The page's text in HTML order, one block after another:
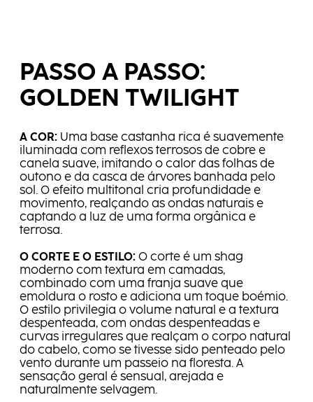
PASSO A PASSO:
GOLDEN TWILIGHT
A COR: Uma base castanha rica é suavemente
iluminada com reflexos terrosos de cobre e
canela suave, imitando o calor das folhas de
outono e da casca de árvores banhada pelo
sol. O efeito multitonal cria profundidade e
movimento, realçando as ondas naturais e
captando a luz de uma forma orgânica e
terrosa.
O CORTE E O ESTILO: O corte é um shag
moderno com textura em camadas,
combinado com uma franja suave que
emoldura o rosto e adiciona um toque boémio.
O estilo privilegia o volume natural e a textura
despenteada, com ondas despenteadas e
curvas irregulares que realçam o corpo natural
do cabelo, como se tivesse sido penteado pelo
vento durante um passeio na floresta. A
sensação geral é sensual, arejada e
naturalmente selvagem.